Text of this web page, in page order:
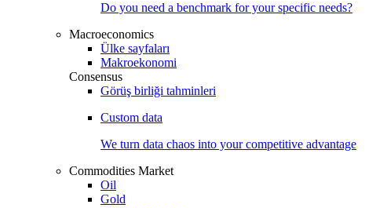
Do you need a benchmark for your specific needs?
Macroeconomics
Ülke sayfaları
Makroekonomi
Consensus
Görüş birliği tahminleri
Custom data
We turn data chaos into your competitive advantage
Commodities Market
Oil
Gold